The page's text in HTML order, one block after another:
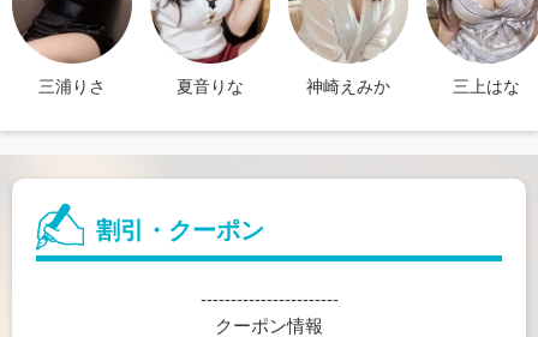
三浦りさ 夏音りな 神崎えみか 三上はな
割引・クーポン
-----------------------
クーポン情報